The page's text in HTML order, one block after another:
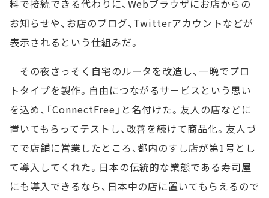
料で接続できる代わりに、Webブラウザにお店からの
お知らせや、お店のブログ、Twitterアカウントなどが
表示されるという仕組みだ。
その夜さっそく自宅のルータを改造し、一晩でプロ
トタイプを製作。自由につながるサービスという思い
を込め、「ConnectFree」と名付けた。友人の店などに
置いてもらってテストし、改善を続けて商品化。友人づ
てで店舗に営業したところ、都内のすし店が第1号とし
て導入してくれた。日本の伝統的な業態である寿司屋
にも導入できるなら、日本中の店に置いてもらえるので